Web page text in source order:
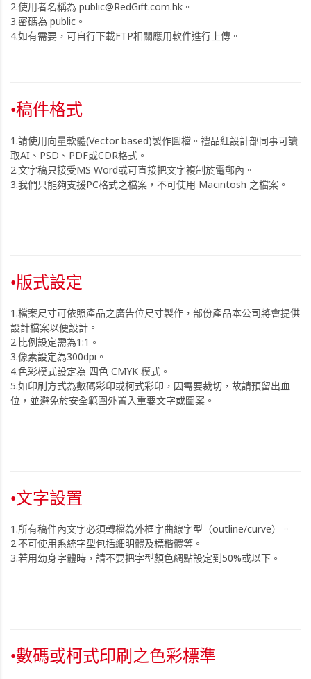
2.使用者名稱為 public@RedGift.com.hk。
3.密碼為 public。
4.如有需要，可自行下載FTP相關應用軟件進行上傳。
•稿件格式
1.請使用向量軟體(Vector based)製作圖檔。禮品紅設計部同事可讀
取AI、PSD、PDF或CDR格式。
2.文字稿只接受MS Word或可直接把文字複制於電郵內。
3.我們只能夠支援PC格式之檔案，不可使用 Macintosh 之檔案。
•版式設定
1.檔案尺寸可依照產品之廣告位尺寸製作，部份產品本公司將會提供
設計檔案以便設計。
2.比例設定需為1:1。
3.像素設定為300dpi。
4.色彩模式設定為 四色 CMYK 模式。
5.如印刷方式為數碼彩印或柯式彩印，因需要裁切，故請預留出血
位，並避免於安全範圍外置入重要文字或圖案。
•文字設置
1.所有稿件內文字必須轉檔為外框字曲線字型（outline/curve）。
2.不可使用系統字型包括細明體及標楷體等。
3.若用幼身字體時，請不要把字型顏色網點設定到50%或以下。
•數碼或柯式印刷之色彩標準